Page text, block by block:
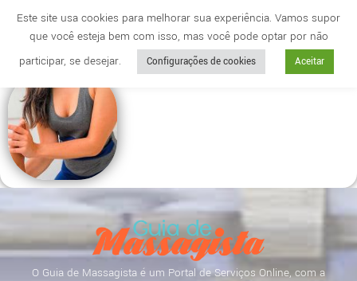
Cidade anuncie
O Guia de Massagista é um Portal de Serviços Online, com a
Este site usa cookies para melhorar sua experiência. Vamos supor
que você esteja bem com isso, mas você pode optar por não
participar, se desejar.
Configurações de cookies Aceitar